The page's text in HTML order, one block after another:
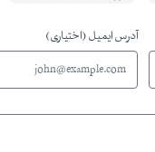
آدرس ایمیل (اختیاری)